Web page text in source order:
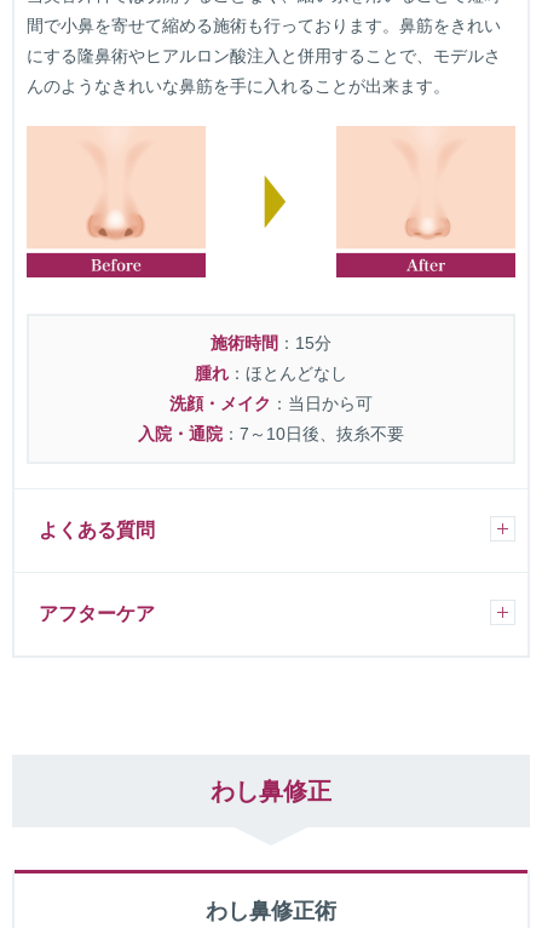
間で小鼻を寄せて縮める施術も行っております。鼻筋をきれい
にする隆鼻術やヒアルロン酸注入と併用することで、モデルさ
んのようなきれいな鼻筋を手に入れることが出来ます。
施術時間 ：15分
腫れ ：ほとんどなし
洗顔・メイク ：当日から可
入院・通院 ：7～10日後、抜糸不要
よくある質問
アフターケア
わし鼻修正
わし鼻修正術